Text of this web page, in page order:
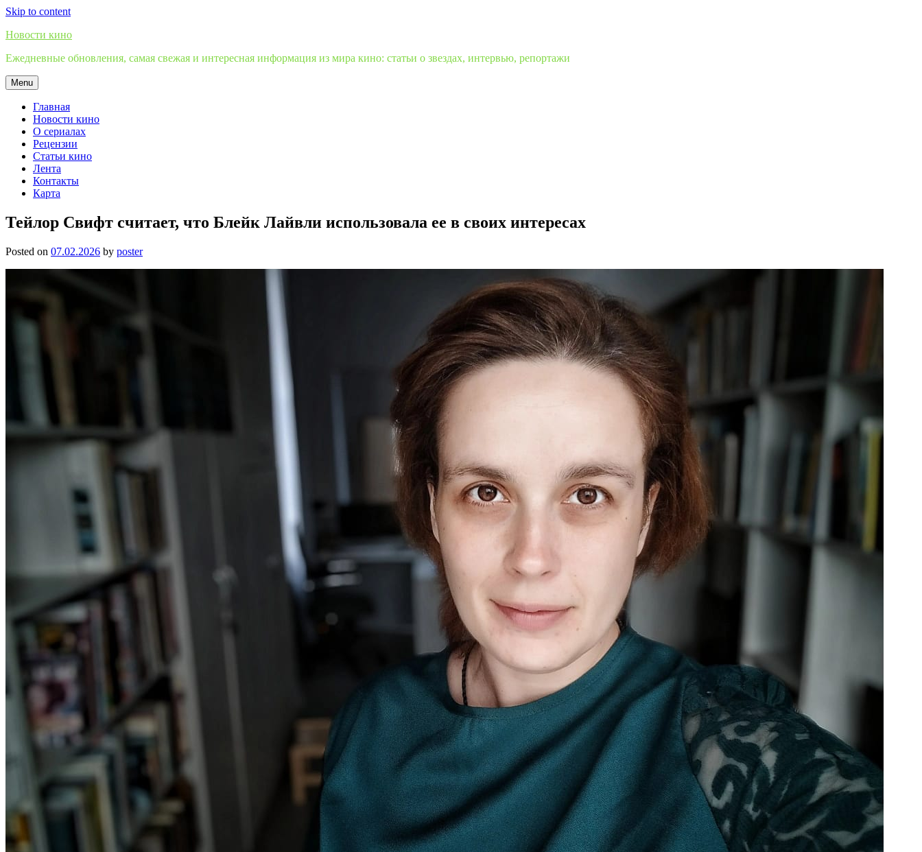
Skip to content
Новости кино
Ежедневные обновления, самая свежая и интересная информация из мира кино: статьи о звездах, интервью, репортажи
Menu
Главная
Новости кино
О сериалах
Рецензии
Статьи кино
Лента
Контакты
Карта
Тейлор Свифт считает, что Блейк Лайвли использовала ее в своих интересах
Posted on 07.02.2026 by poster